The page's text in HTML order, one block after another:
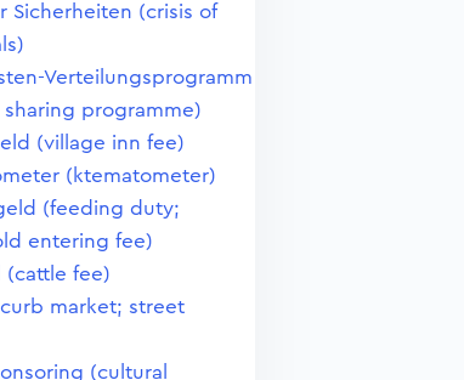
Sicherheiten (crisis of
Verteilungsprogramm
programme)
(village inn fee)
(ktematometer)
(feeding duty;
entering fee)
(cattle fee)
market; street
(cultural